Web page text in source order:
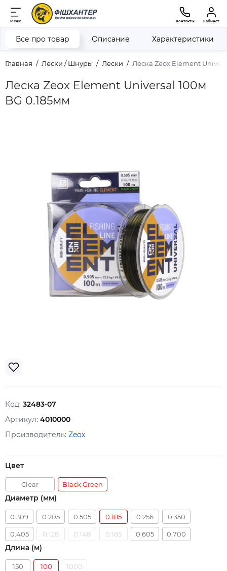
Меню Контакты Кабинет
Главная Лески / Шнуры Лески Леска Zeox Element
Леска Zeox Element Universal 100м
BG 0.185мм
Все про товар Описание Характеристики
Код: 32483-07
Артикул: 4010000
Производитель: Zeox
Цвет
Clear Black Green
Диаметр (мм)
0.309 0.205 0.505 0.185 0.256 0.350
0.405 0.128 0.148 0.165 0.605 0.700
Длина (м)
150 100 1000